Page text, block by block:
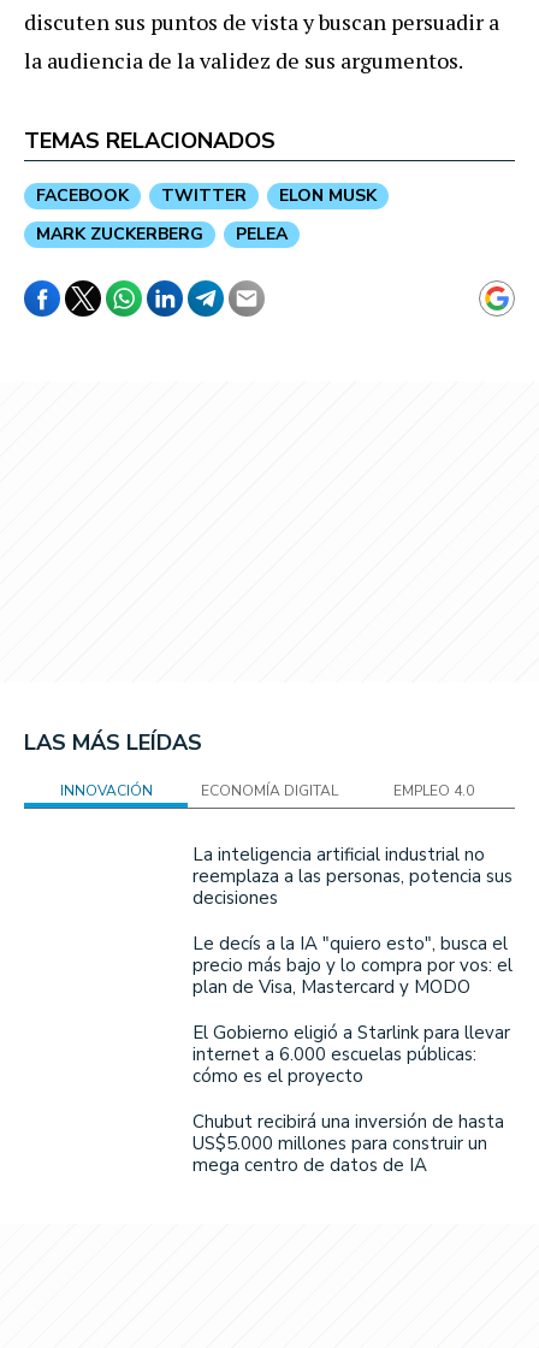
discuten sus puntos de vista y buscan persuadir a
la audiencia de la validez de sus argumentos.
TEMAS RELACIONADOS
FACEBOOK TWITTER
ELON MUSK
MARK ZUCKERBERG
PELEA
LAS MÁS LEÍDAS
INNOVACIÓN ECONOMÍA DIGITAL EMPLEO 4.0
La inteligencia artificial industrial no
reemplaza a las personas, potencia sus
decisiones
Le decís a la IA "quiero esto", busca el
precio más bajo y lo compra por vos: el
plan de Visa, Mastercard y MODO
El Gobierno eligió a Starlink para llevar
internet a 6.000 escuelas públicas:
cómo es el proyecto
Chubut recibirá una inversión de hasta
US$5.000 millones para construir un
mega centro de datos de IA